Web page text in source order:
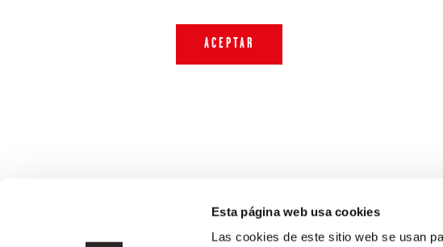
Esta página web usa cookies
Las cookies de este sitio web se usan